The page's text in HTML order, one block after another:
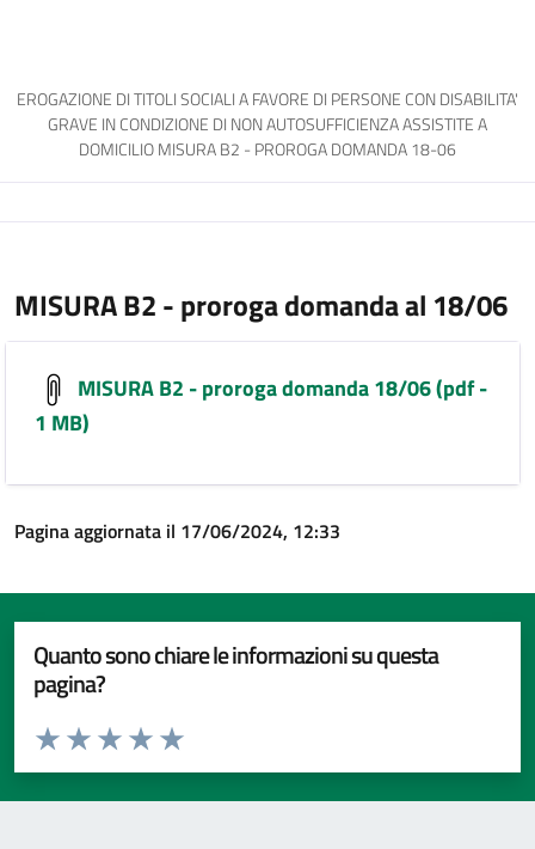
EROGAZIONE DI TITOLI SOCIALI A FAVORE DI PERSONE CON DISABILITA'
GRAVE IN CONDIZIONE DI NON AUTOSUFFICIENZA ASSISTITE A
DOMICILIO MISURA B2 - PROROGA DOMANDA 18-06
MISURA B2 - proroga domanda al 18/06
MISURA B2 - proroga domanda 18/06 (pdf -
1 MB)
Pagina aggiornata il 17/06/2024, 12:33
Quanto sono chiare le informazioni su questa
pagina?
Valuta da 1 a 5 stelle la pagina
Valuta 5 stelle su 5
Valuta 4 stelle su 5
Valuta 3 stelle su 5
Valuta 2 stelle su 5
Valuta 1 stelle su 5